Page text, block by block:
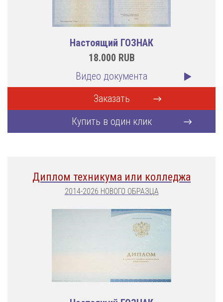
Настоящий ГОЗНАК
18.000 RUB
Видео документа
Заказать
Купить в один клик
Диплом техникума или колледжа
2014-2026 НОВОГО ОБРАЗЦА